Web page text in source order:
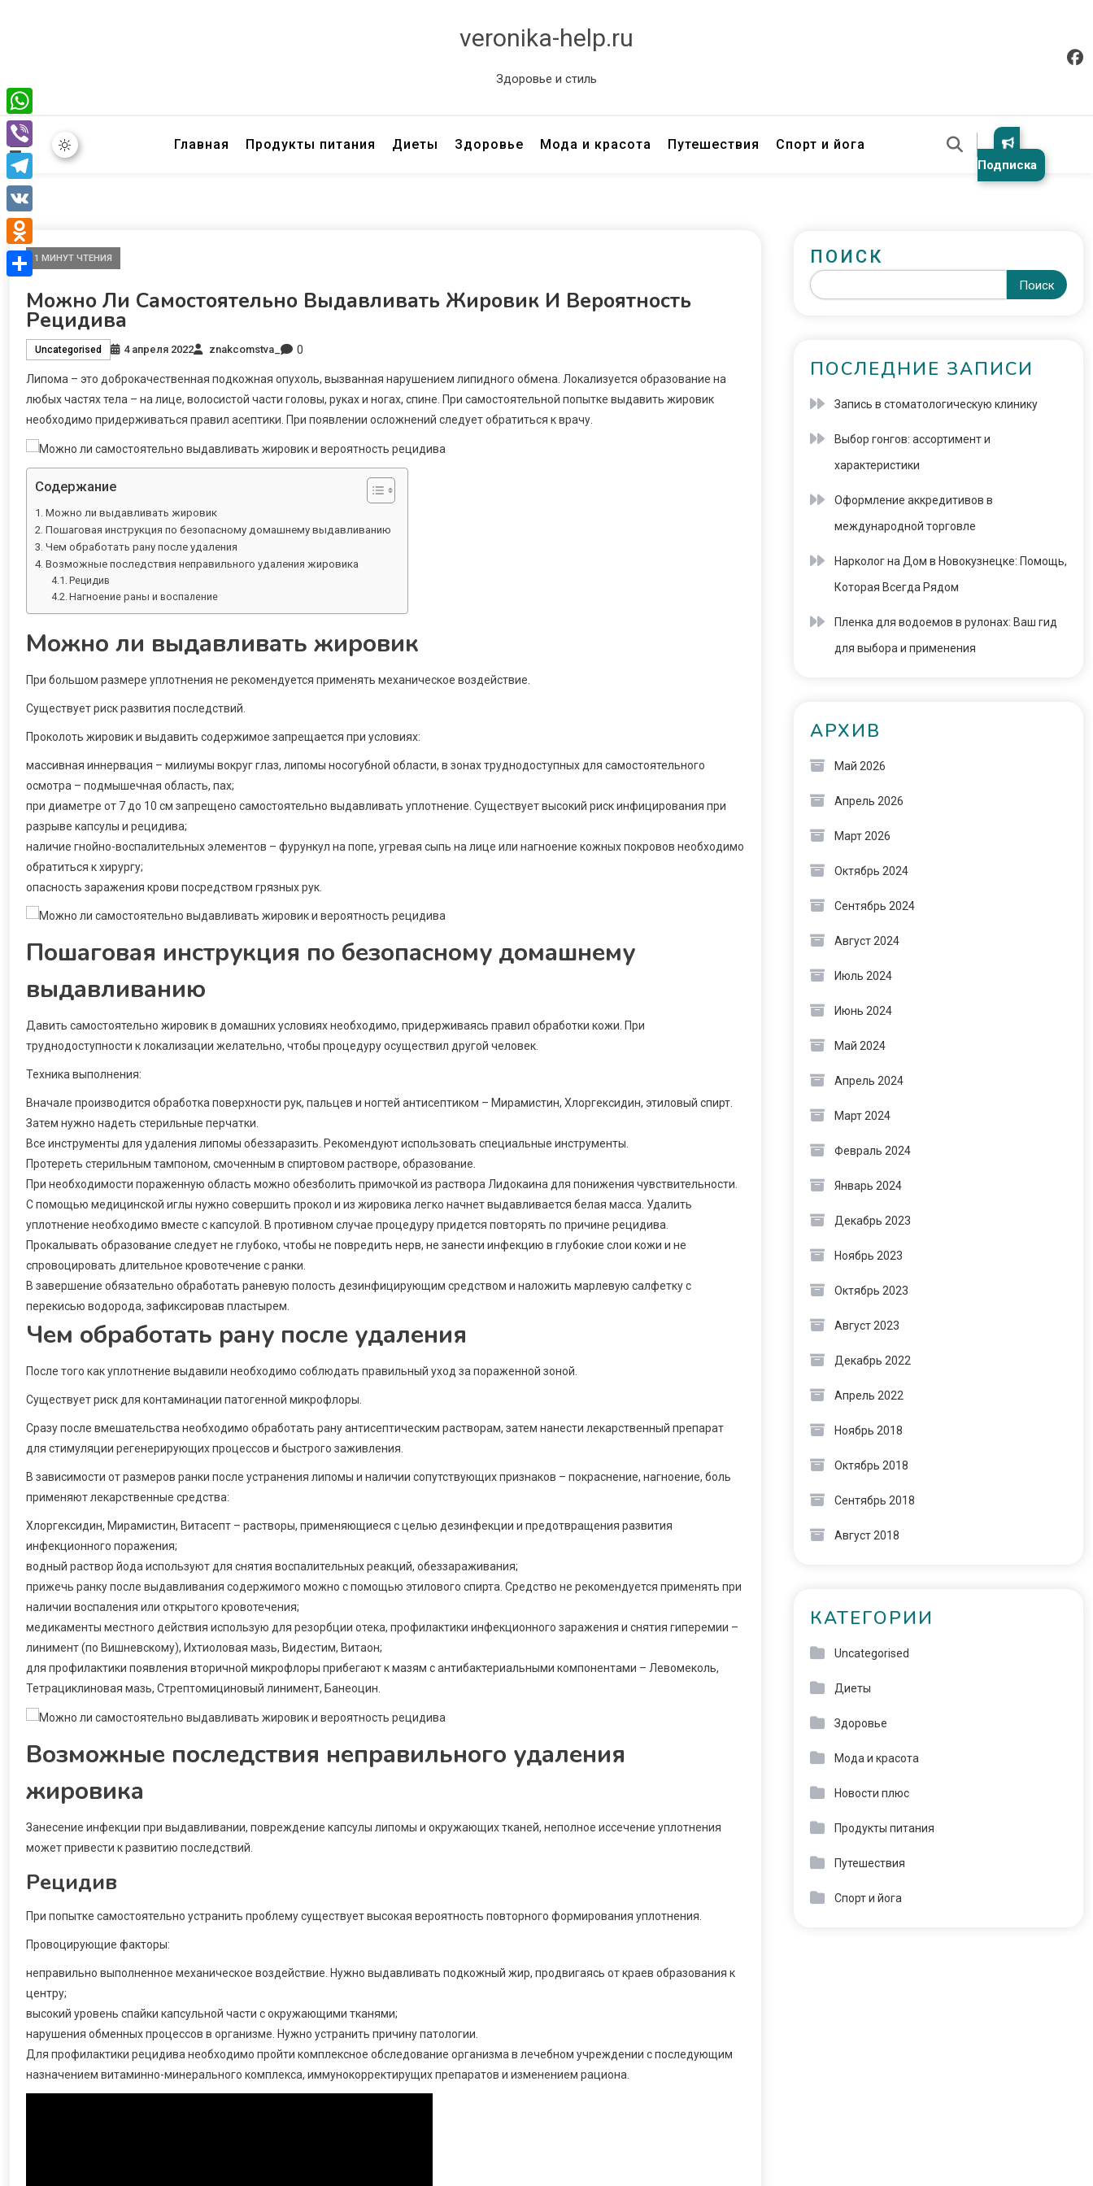
veronika-help.ru
Здоровье и стиль
Главная Продукты питания Диеты Здоровье Мода и красота Путешествия Спорт и йога
Подписка
1 МИНУТ ЧТЕНИЯ
Можно Ли Самостоятельно Выдавливать Жировик И Вероятность
Рецидива
Uncategorised 4 апреля 2022 znakcomstva_ 0
Липома – это доброкачественная подкожная опухоль, вызванная нарушением липидного обмена. Локализуется образование на
любых частях тела – на лице, волосистой части головы, руках и ногах, спине. При самостоятельной попытке выдавить жировик
необходимо придерживаться правил асептики. При появлении осложнений следует обратиться к врачу.
Содержание
Можно ли выдавливать жировик
Пошаговая инструкция по безопасному домашнему выдавливанию
Чем обработать рану после удаления
Возможные последствия неправильного удаления жировика
Рецидив
Нагноение раны и воспаление
Можно ли выдавливать жировик
При большом размере уплотнения не рекомендуется применять механическое воздействие.
Существует риск развития последствий.
Проколоть жировик и выдавить содержимое запрещается при условиях:
массивная иннервация – милиумы вокруг глаз, липомы носогубной области, в зонах труднодоступных для самостоятельного
осмотра – подмышечная область, пах;
при диаметре от 7 до 10 см запрещено самостоятельно выдавливать уплотнение. Существует высокий риск инфицирования при
разрыве капсулы и рецидива;
наличие гнойно-воспалительных элементов – фурункул на попе, угревая сыпь на лице или нагноение кожных покровов необходимо
обратиться к хирургу;
опасность заражения крови посредством грязных рук.
Пошаговая инструкция по безопасному домашнему
выдавливанию
Давить самостоятельно жировик в домашних условиях необходимо, придерживаясь правил обработки кожи. При
труднодоступности к локализации желательно, чтобы процедуру осуществил другой человек.
Техника выполнения:
Вначале производится обработка поверхности рук, пальцев и ногтей антисептиком – Мирамистин, Хлоргексидин, этиловый спирт.
Затем нужно надеть стерильные перчатки.
Все инструменты для удаления липомы обеззаразить. Рекомендуют использовать специальные инструменты.
Протереть стерильным тампоном, смоченным в спиртовом растворе, образование.
При необходимости пораженную область можно обезболить примочкой из раствора Лидокаина для понижения чувствительности.
С помощью медицинской иглы нужно совершить прокол и из жировика легко начнет выдавливается белая масса. Удалить
уплотнение необходимо вместе с капсулой. В противном случае процедуру придется повторять по причине рецидива.
Прокалывать образование следует не глубоко, чтобы не повредить нерв, не занести инфекцию в глубокие слои кожи и не
спровоцировать длительное кровотечение с ранки.
В завершение обязательно обработать раневую полость дезинфицирующим средством и наложить марлевую салфетку с
перекисью водорода, зафиксировав пластырем.
Чем обработать рану после удаления
После того как уплотнение выдавили необходимо соблюдать правильный уход за пораженной зоной.
Существует риск для контаминации патогенной микрофлоры.
Сразу после вмешательства необходимо обработать рану антисептическим растворам, затем нанести лекарственный препарат
для стимуляции регенерирующих процессов и быстрого заживления.
В зависимости от размеров ранки после устранения липомы и наличии сопутствующих признаков – покраснение, нагноение, боль
применяют лекарственные средства:
Хлоргексидин, Мирамистин, Витасепт – растворы, применяющиеся с целью дезинфекции и предотвращения развития
инфекционного поражения;
водный раствор йода используют для снятия воспалительных реакций, обеззараживания;
прижечь ранку после выдавливания содержимого можно с помощью этилового спирта. Средство не рекомендуется применять при
наличии воспаления или открытого кровотечения;
медикаменты местного действия использую для резорбции отека, профилактики инфекционного заражения и снятия гиперемии –
линимент (по Вишневскому), Ихтиоловая мазь, Видестим, Витаон;
для профилактики появления вторичной микрофлоры прибегают к мазям с антибактериальными компонентами – Левомеколь,
Тетрациклиновая мазь, Стрептомициновый линимент, Банеоцин.
Возможные последствия неправильного удаления
жировика
Занесение инфекции при выдавливании, повреждение капсулы липомы и окружающих тканей, неполное иссечение уплотнения
может привести к развитию последствий.
Рецидив
При попытке самостоятельно устранить проблему существует высокая вероятность повторного формирования уплотнения.
Провоцирующие факторы:
неправильно выполненное механическое воздействие. Нужно выдавливать подкожный жир, продвигаясь от краев образования к
центру;
высокий уровень спайки капсульной части с окружающими тканями;
нарушения обменных процессов в организме. Нужно устранить причину патологии.
Для профилактики рецидива необходимо пройти комплексное обследование организма в лечебном учреждении с последующим
назначением витаминно-минерального комплекса, иммунокорректирущих препаратов и изменением рациона.
ПОИСК
Поиск
ПОСЛЕДНИЕ ЗАПИСИ
Запись в стоматологическую клинику
Выбор гонгов: ассортимент и
характеристики
Оформление аккредитивов в
международной торговле
Нарколог на Дом в Новокузнецке: Помощь,
Которая Всегда Рядом
Пленка для водоемов в рулонах: Ваш гид
для выбора и применения
АРХИВ
Май 2026
Апрель 2026
Март 2026
Октябрь 2024
Сентябрь 2024
Август 2024
Июль 2024
Июнь 2024
Май 2024
Апрель 2024
Март 2024
Февраль 2024
Январь 2024
Декабрь 2023
Ноябрь 2023
Октябрь 2023
Август 2023
Декабрь 2022
Апрель 2022
Ноябрь 2018
Октябрь 2018
Сентябрь 2018
Август 2018
КАТЕГОРИИ
Uncategorised
Диеты
Здоровье
Мода и красота
Новости плюс
Продукты питания
Путешествия
Спорт и йога
WhatsApp
Viber
Telegram
VK
Odnoklassniki
Отправить